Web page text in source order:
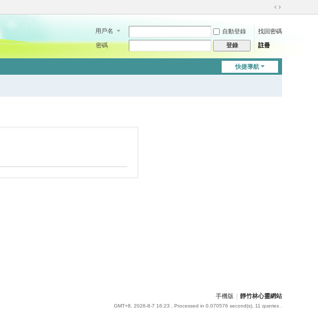
切
到
用戶名 自動登錄
找回密碼
密碼
登錄 註冊
快捷導航
手機版 靜竹林心靈網站
GMT+8, 2026-8-7 16:23 , Processed in 0.070576 second(s), 11 queries .